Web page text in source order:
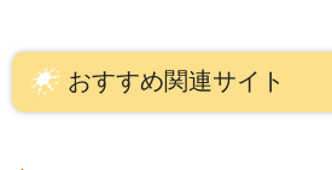
おすすめ関連サイト